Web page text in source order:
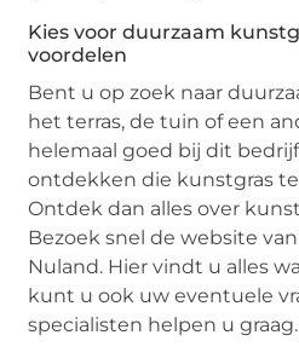
Kies voor duurzaam
voordelen
Bent u op zoek naar
het terras, de tuin of een
helemaal goed bij dit
ontdekken die kunstgras
Ontdek dan alles over
Bezoek snel de website
Nuland. Hier vindt u alles
kunt u ook uw eventuele
specialisten helpen u graag.